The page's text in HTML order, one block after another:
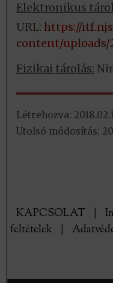
Elektronikus
URL: https://
content/uploads/
Fizikai tárolás:
Létrehozva:
Utolsó módosítás:
KAPCSOLAT
feltételek